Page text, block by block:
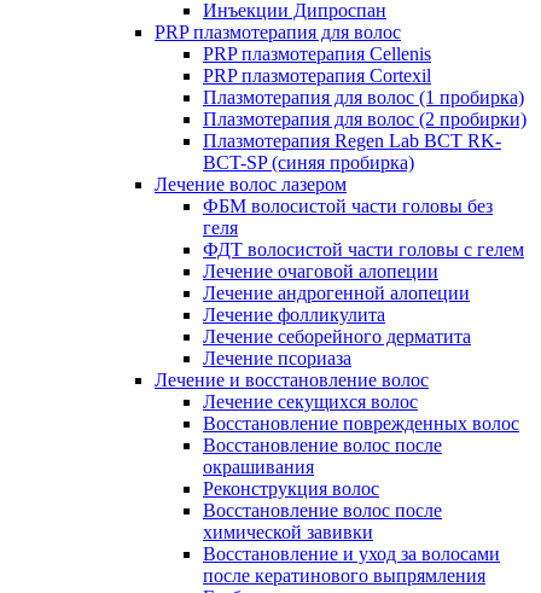
Инъекции Дипроспан
PRP плазмотерапия для волос
PRP плазмотерапия Cellenis
PRP плазмотерапия Cortexil
Плазмотерапия для волос (1 пробирка)
Плазмотерапия для волос (2 пробирки)
Плазмотерапия Regen Lab BCT RK-
BCT-SP (синяя пробирка)
Лечение волос лазером
ФБМ волосистой части головы без
геля
ФДТ волосистой части головы с гелем
Лечение очаговой алопеции
Лечение андрогенной алопеции
Лечение фолликулита
Лечение себорейного дерматита
Лечение псориаза
Лечение и восстановление волос
Лечение секущихся волос
Восстановление поврежденных волос
Восстановление волос после
окрашивания
Реконструкция волос
Восстановление волос после
химической завивки
Восстановление и уход за волосами
после кератинового выпрямления